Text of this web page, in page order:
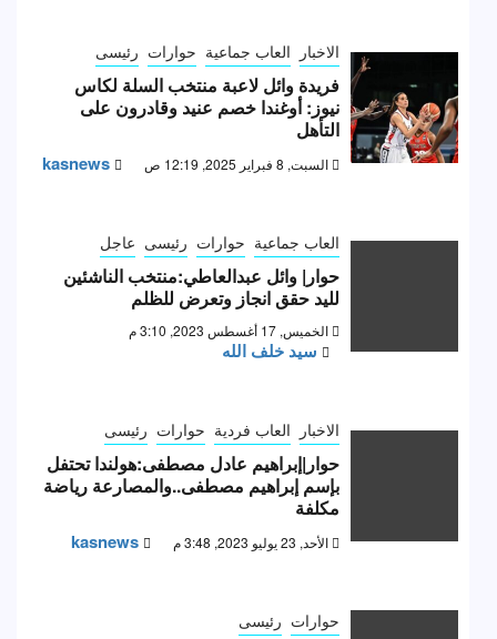
الاخبار العاب جماعية حوارات رئيسى
فريدة وائل لاعبة منتخب السلة لكاس
نيوز: أوغندا خصم عنيد وقادرون على
التأهل
السبت, 8 فبراير 2025, 12:19 ص kasnews
العاب جماعية حوارات رئيسى عاجل
حوار| وائل عبدالعاطي:منتخب الناشئين
لليد حقق انجاز وتعرض للظلم
الخميس, 17 أغسطس 2023, 3:10 م
سيد خلف الله
الاخبار العاب فردية حوارات رئيسى
حوار|إبراهيم عادل مصطفى:هولندا تحتفل
بإسم إبراهيم مصطفى..والمصارعة رياضة
مكلفة
الأحد, 23 يوليو 2023, 3:48 م kasnews
حوارات رئيسى